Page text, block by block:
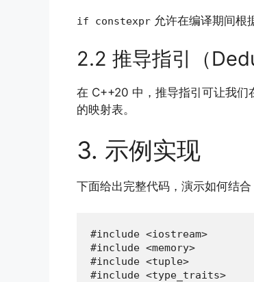
if constexpr 允许在编译期间根
2.2 推导指引（
在 C++20 中，推导指引可让我们
的映射表。
3. 示例实现
下面给出完整代码，演示如何结合
#include <iostream>
#include <memory>
#include <tuple>
#include <type_traits>